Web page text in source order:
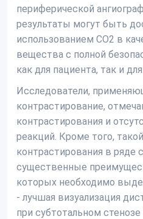
периферической
результаты могут быть
использованием CO2 в
вещества с полной
как для пациента, так и
Исследователи,
контрастирование,
контрастирования и
реакций. Кроме того,
контрастирования в ряде
существенные
которых необходимо
- лучшая визуализация
при субтотальном